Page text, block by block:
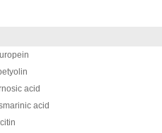
acid
acid